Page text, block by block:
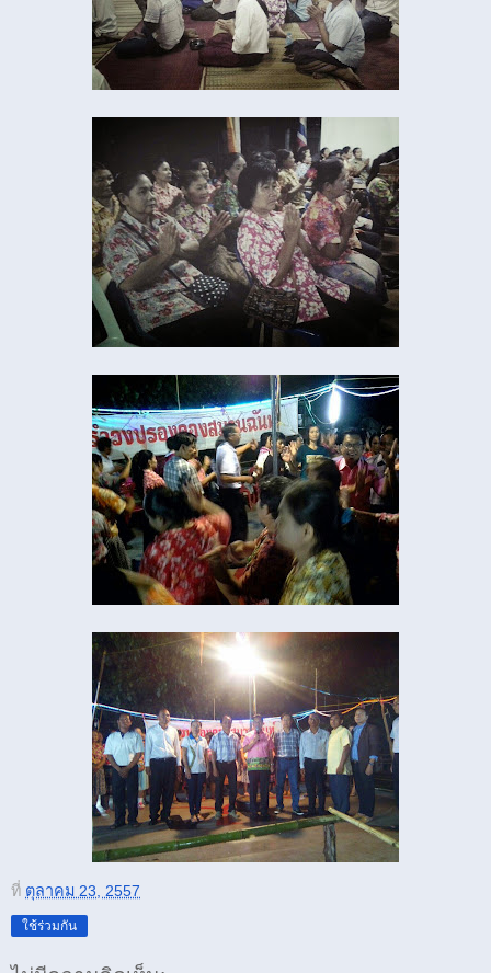
ที่ ตุลาคม 23, 2557
ใช้ร่วมกัน